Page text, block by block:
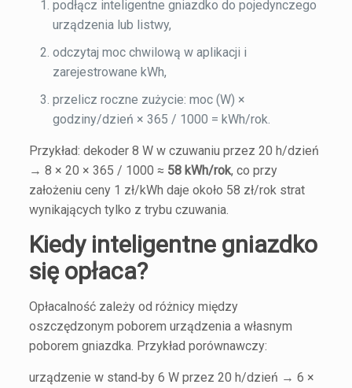
podłącz inteligentne gniazdko do pojedynczego
urządzenia lub listwy,
odczytaj moc chwilową w aplikacji i
zarejestrowane kWh,
przelicz roczne zużycie: moc (W) ×
godziny/dzień × 365 / 1000 = kWh/rok.
Przykład: dekoder 8 W w czuwaniu przez 20 h/dzień
→ 8 × 20 × 365 / 1000 ≈ 58 kWh/rok, co przy
założeniu ceny 1 zł/kWh daje około 58 zł/rok strat
wynikających tylko z trybu czuwania.
Kiedy inteligentne gniazdko
się opłaca?
Opłacalność zależy od różnicy między
oszczędzonym poborem urządzenia a własnym
poborem gniazdka. Przykład porównawczy:
urządzenie w stand‑by 6 W przez 20 h/dzień → 6 ×